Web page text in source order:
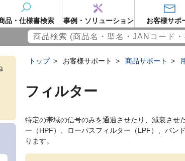
品・仕様書検索 事例・ソリューション お客様サポ
トップ > お客様サポート > 商品サポート >
フィルター
特定の帯域の信号のみを通過させたり、減衰させ
ー（HPF）、ローパスフィルター（LPF）、バン
ります。